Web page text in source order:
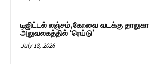
டிஜிட்டல் லஞ்சம்,கோவை வடக்கு தாலுகா
அலுவலகத்தில் ‘ரெய்டு’
July 18, 2026